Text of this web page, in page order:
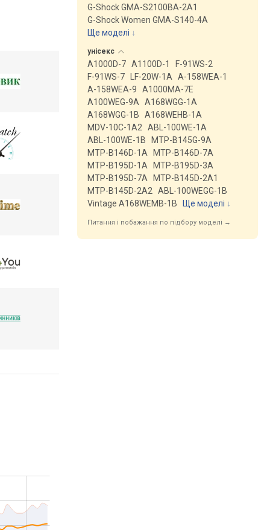
G-Shock GMA-S2100BA-2A1
G-Shock Women GMA-S140-4A
Ще моделі ↓
унісекс
A1000D-7 A1100D-1
F-91WS-2
F-91WS-7
LF-20W-1A
A-158WEA-1
A-158WEA-9
A1000MA-7E
A100WEG-9A
A168WGG-1A
A168WGG-1B
A168WEHB-1A
MDV-10C-1A2
ABL-100WE-1A
ABL-100WE-1B
MTP-B145G-9A
MTP-B146D-1A
MTP-B146D-7A
MTP-B195D-1A
MTP-B195D-3A
MTP-B195D-7A
MTP-B145D-2A1
MTP-B145D-2A2
ABL-100WEGG-1B
Vintage A168WEMB-1B
Ще моделі ↓
Питання і побажання по підбору моделі →